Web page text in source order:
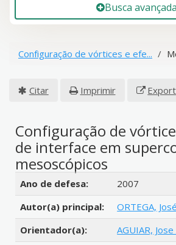
Busca avançada
Configuração de vórtices e efe...
Citar Imprimir
Configuração de
de interface em
mesoscópicos
Detalhes bibliográficos
Ano de defesa:
2007
Autor(a) principal:
ORTEGA,
Orientador(a):
AGUIAR,